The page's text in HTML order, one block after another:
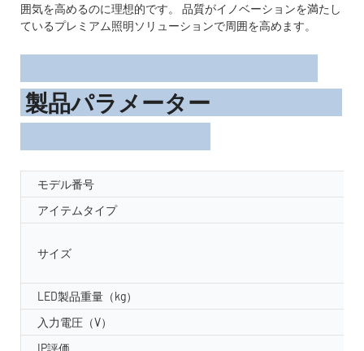
囲気を高めるのに理想的です。 品質がイノベーションを満たし
ているプレミアム照明ソリューションで周囲を高めます。
製品パラメーター
モデル番号
アイテムタイプ
サイズ
LED製品重量（kg）
入力電圧（V）
IP評価